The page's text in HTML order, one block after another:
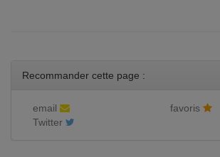
Recommander cette page :
email
favoris
Twitter